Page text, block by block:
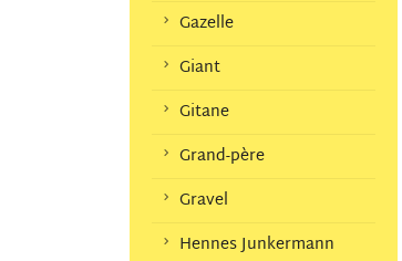
Gazelle
Giant
Gitane
Grand-père
Gravel
Hennes Junkermann